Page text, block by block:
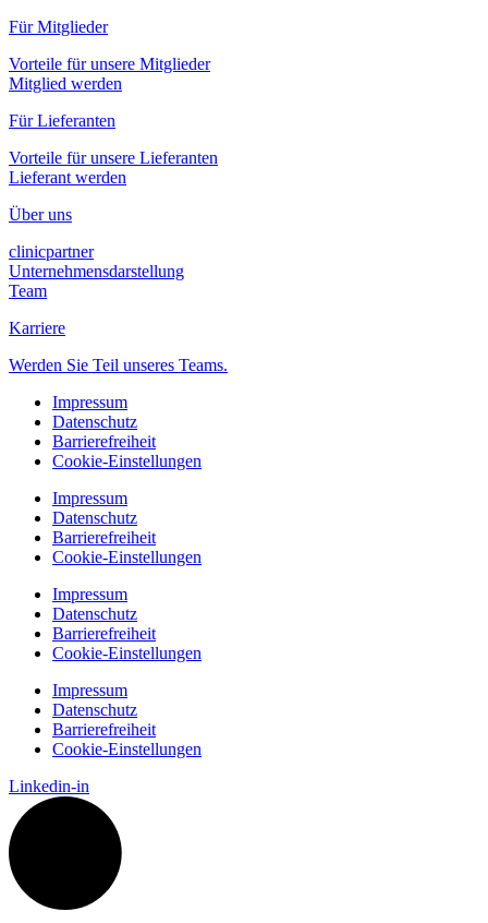
Für Mitglieder
Vorteile für unsere Mitglieder
Mitglied werden
Für Lieferanten
Vorteile für unsere Lieferanten
Lieferant werden
Über uns
clinicpartner
Unternehmensdarstellung
Team
Karriere
Werden Sie Teil unseres Teams.
Impressum
Datenschutz
Barrierefreiheit
Cookie-Einstellungen
Impressum
Datenschutz
Barrierefreiheit
Cookie-Einstellungen
Impressum
Datenschutz
Barrierefreiheit
Cookie-Einstellungen
Impressum
Datenschutz
Barrierefreiheit
Cookie-Einstellungen
Linkedin-in